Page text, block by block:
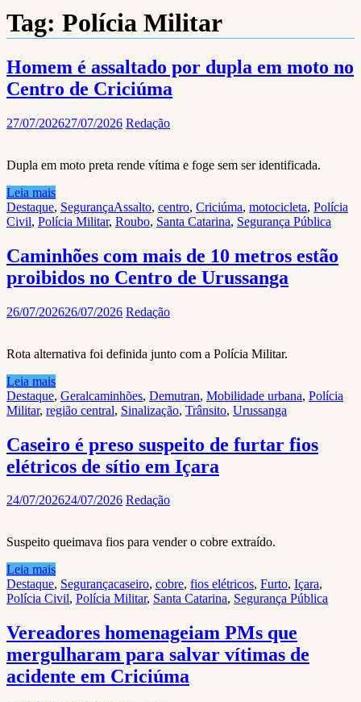
Tag: Polícia Militar
Homem é assaltado por dupla em moto no
Centro de Criciúma
27/07/202627/07/2026 Redação
Dupla em moto preta rende vítima e foge sem ser identificada.
Leia mais
Destaque, SegurançaAssalto, centro, Criciúma, motocicleta, Polícia
Civil, Polícia Militar, Roubo, Santa Catarina, Segurança Pública
Caminhões com mais de 10 metros estão
proibidos no Centro de Urussanga
26/07/202626/07/2026 Redação
Rota alternativa foi definida junto com a Polícia Militar.
Leia mais
Destaque, Geralcaminhões, Demutran, Mobilidade urbana, Polícia
Militar, região central, Sinalização, Trânsito, Urussanga
Caseiro é preso suspeito de furtar fios
elétricos de sítio em Içara
24/07/202624/07/2026 Redação
Suspeito queimava fios para vender o cobre extraído.
Leia mais
Destaque, Segurançacaseiro, cobre, fios elétricos, Furto, Içara,
Polícia Civil, Polícia Militar, Santa Catarina, Segurança Pública
Vereadores homenageiam PMs que
mergulharam para salvar vítimas de
acidente em Criciúma